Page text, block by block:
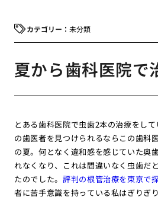
未分類
夏から歯科医院で
とある歯科医院で虫歯2本の治療をし
の歯医者を見つけられるならこの歯科
の夏。何となく違和感を感じていた奥
れなくなり、これは間違いなく虫歯だ
たのでした。 評判の根管治療を東京で
者に苦手意識を持っている私はぎりぎ